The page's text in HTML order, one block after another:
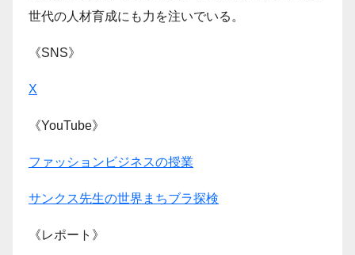
世代の人材育成にも力を注いでいる。
《SNS》
X
《YouTube》
ファッションビジネスの授業
サンクス先生の世界まちブラ探検
《レポート》